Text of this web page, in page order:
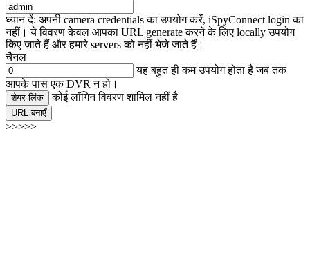
ध्यान दें: अपनी camera credentials का उपयोग करें, iSpyConnect login का
नहीं। ये विवरण केवल आपका URL generate करने के लिए locally उपयोग
किए जाते हैं और हमारे servers को नहीं भेजे जाते हैं।
चैनल
यह बहुत ही कम उपयोग होता है जब तक
आपके पास एक DVR न हो।
शेयर लिंक कोई लॉगिन विवरण शामिल नहीं है
URL बनाएँ
>>>>>